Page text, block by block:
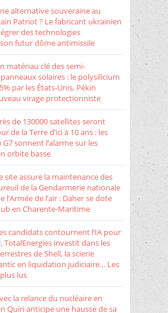
alternative souveraine au
Patriot ? Le fabricant ukrainien
des technologies
futur dôme antimissile
matériau clé des semi-
solaires : le polysilicium
par les États-Unis, Pékin
virage protectionniste
de 130000 satellites seront
de la Terre d’ici à 10 ans : les
sonnent l’alarme sur les
orbite basse
site assure la maintenance des
de la Gendarmerie nationale
l’Armée de l’air : Daher se dote
en Charente-Maritime
candidats contournent l’IA pour
TotalEnergies investit dans les
de Shell, la scierie
en liquidation judiciaire… Les
lus
la relance du nucléaire en
Quiri anticipe une hausse de sa